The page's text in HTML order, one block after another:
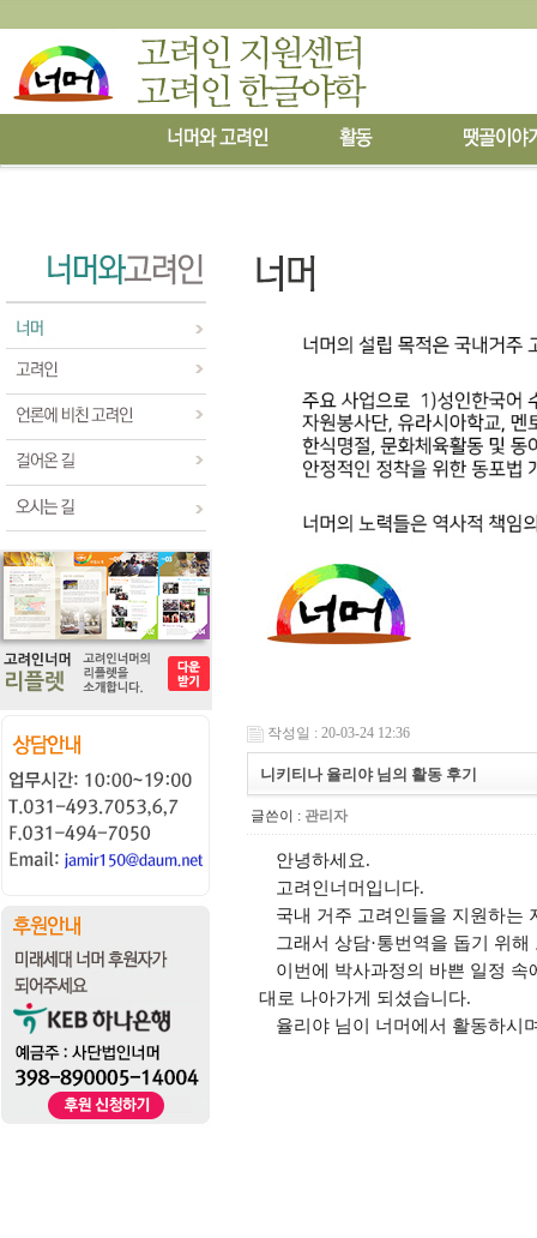
작성일 : 20-03-24 12:36
니키티나 율리야 님의 활동 후기
글쓴이 : 관리자
안녕하세요.
고려인너머입니다.
국내 거주 고려인들을 지원하는
그래서 상담·통번역을 돕기 위
이번에 박사과정의 바쁜 일정
대로 나아가게 되셨습니다.
율리야 님이 너머에서 활동하시